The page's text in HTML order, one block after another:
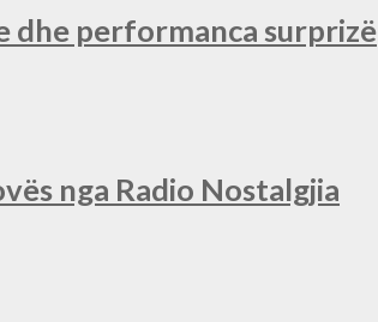
dhe performanca surprizë
nga Radio Nostalgjia